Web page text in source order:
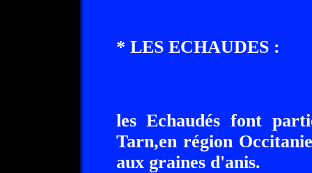
* LES ECHAUDES :
les Echaudés font
Tarn,en région
aux graines d'anis.